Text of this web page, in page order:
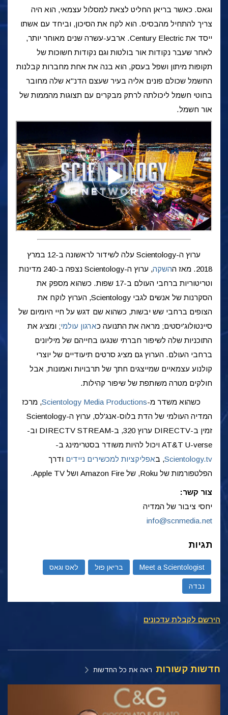
וגאס. כאשר בריאן החליט לצאת למסלול עצמאי, הוא היה
צריך להתחיל מהבסיס. הוא לקח את הסיכון, וביחד עם אשתו
ייסד את Century Electric. ארבע-עשרה שנים מאוחר יותר,
לאחר שעבר נקודות אור בולטות וגם נקודות חשוכות של
תקופות מיתון ושפל בעסק, הוא בנה את אחת מחברות קבלנות
החשמל שכולם פונים אליה בעיר שעצם הדנ"א שלה מחובר
בחוטי חשמל ליכולתה לרתק מבקרים עם תצוגות מהממות של
אור חשמל.
ערוץ ה-Scientology עלה לשידור לראשונה ב-12 במרץ
2018. מאז ה
השקה
, ערוץ ה-Scientology נצפה ב-240 מדינות
וטריטוריות ברחבי העולם ב-17 שפות. כשהוא מספק את
הסקרנות של אנשים לגבי Scientology, הערוץ לוקח את
הצופים ברחבי שש יבשות, כשהוא שם דגש על חיי היומיום של
סיינטולוג'יסטים; מראה את התנועה כארגון עולמי; ומציג את
התוכניות שלה לשיפור חברתי שנגעו בחייהם של מיליונים
ברחבי העולם. הערוץ גם מציג סרטים תיעודיים של יוצרי
קולנוע עצמאיים שמייצגים חתך של תרבויות ואמונות, אבל
חולקים מטרה משותפת של שיפור קהילות.
כשהוא משדר מ-Scientology Media Productions, מרכז
המדיה העולמי של הדת בלוס-אנג'לס, ערוץ ה-Scientology
זמין ב-DIRECTV ערוץ 320, ב-DIRECTV STREAM וב-
AT&T U-verse ויכול להיות משודר בסטרימינג ב-
Scientology.tv, באפליקציות למכשירים ניידים ודרך
הפלטפורמות של Roku, של Amazon Fire ושל Apple TV.
צור קשר:
יחסי ציבור של המדיה
info@scnmedia.net
תגיות
Meet a Scientologist בריאן פול לאס וגאס
נבדה
הירשם לקבלת עדכונים
חדשות קשורות ראה את כל החדשות